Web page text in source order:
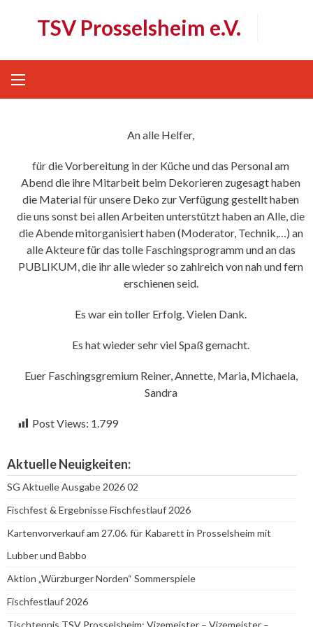
TSV Prosselsheim e.V.
An alle Helfer,
für die Vorbereitung in der Küche und das Personal am
Abend die ihre Mitarbeit beim Dekorieren zugesagt haben
die Material für unsere Deko zur Verfügung gestellt haben
die uns sonst bei allen Arbeiten unterstützt haben an Alle, die
die Abende mitorganisiert haben (Moderator, Technik,…) an
alle Akteure für das tolle Faschingsprogramm und an das
PUBLIKUM, die ihr alle wieder so zahlreich von nah und fern
erschienen seid.
Es war ein toller Erfolg. Vielen Dank.
Es hat wieder sehr viel Spaß gemacht.
Euer Faschingsgremium Reiner, Annette, Maria, Michaela,
Sandra
Post Views: 1.799
Aktuelle Neuigkeiten:
SG Aktuelle Ausgabe 2026 02
Fischfest & Ergebnisse Fischfestlauf 2026
Kartenvorverkauf am 27.06. für Kabarett in Prosselsheim mit
Lubber und Babbo
Aktion „Würzburger Norden“ Sommerspiele
Fischfestlauf 2026
Tischtennis TSV Prosselsheim: Vizemeister – Vizemeister –